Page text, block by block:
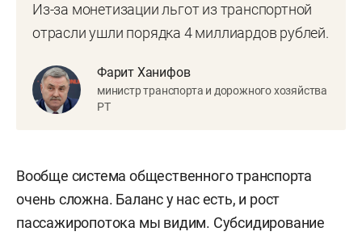
Из-за монетизации льгот из транспортной
отрасли ушли порядка 4 миллиардов рублей.
Фарит Ханифов
министр транспорта и дорожного хозяйства
РТ
Вообще система общественного транспорта
очень сложна. Баланс у нас есть, и рост
пассажиропотока мы видим. Субсидирование